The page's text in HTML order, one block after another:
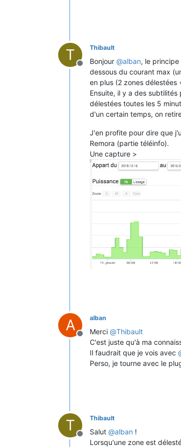
T
Offline
Thibault
Bonjour @alban, le
dessous du courant max
en plus (2 zones délestées
Ensuite, il y a des
délestées toutes les 5
d'un certain temps, on
J'en profite pour dire que
Remora (partie téléinfo).
Une capture >
A
Offline
alban
Merci @Thibault
C'est juste qu'à ma
Il faudrait que je vois avec
Perso, je tourne avec le
T
Offline
Thibault
Salut @alban !
Lorsqu'une zone est